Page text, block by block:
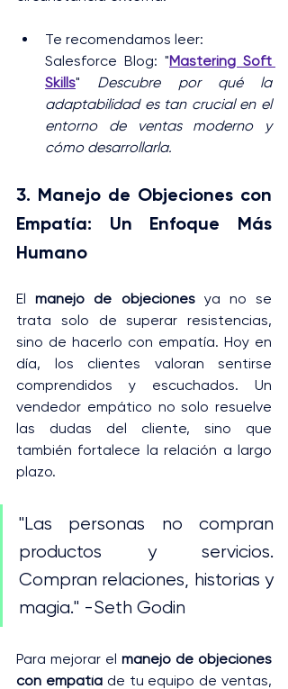
Te recomendamos leer:
Salesforce Blog: "Mastering Soft
Skills" Descubre por qué la
adaptabilidad es tan crucial en el
entorno de ventas moderno y
cómo desarrollarla.
3. Manejo de Objeciones con
Empatía: Un Enfoque Más
Humano
El manejo de objeciones ya no se
trata solo de superar resistencias,
sino de hacerlo con empatía. Hoy en
día, los clientes valoran sentirse
comprendidos y escuchados. Un
vendedor empático no solo resuelve
las dudas del cliente, sino que
también fortalece la relación a largo
plazo.
"Las personas no compran
productos y servicios.
Compran relaciones, historias y
magia." -Seth Godin
Para mejorar el manejo de objeciones
con empatía de tu equipo de ventas,